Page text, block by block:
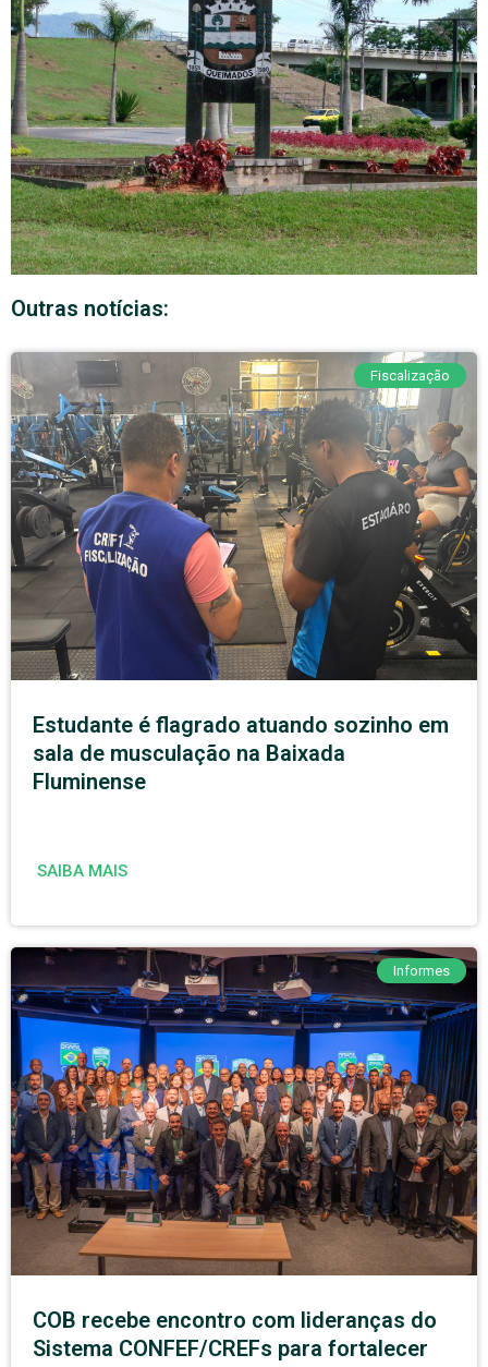
Outras notícias:
Fiscalização
Estudante é flagrado atuando sozinho em
sala de musculação na Baixada
Fluminense
SAIBA MAIS
Informes
COB recebe encontro com lideranças do
Sistema CONFEF/CREFs para fortalecer